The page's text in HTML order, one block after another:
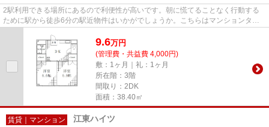
2駅利用できる場所にあるので利便性が高いです。朝に慌てることなく行動する
ために駅から徒歩6分の駅近物件はいかがでしょうか。こちらはマンションタイ
9.6万円
(管理費・共益費 4,000円)
敷：1ヶ月｜礼：1ヶ月
所在階：3階
間取り：2DK
面積：38.40㎡
賃貸｜マンション 江東ハイツ